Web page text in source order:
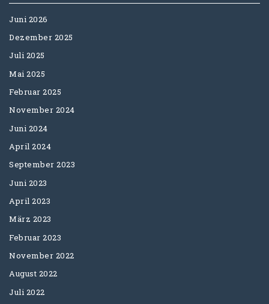
Juni 2026
Dezember 2025
Juli 2025
Mai 2025
Februar 2025
November 2024
Juni 2024
April 2024
September 2023
Juni 2023
April 2023
März 2023
Februar 2023
November 2022
August 2022
Juli 2022